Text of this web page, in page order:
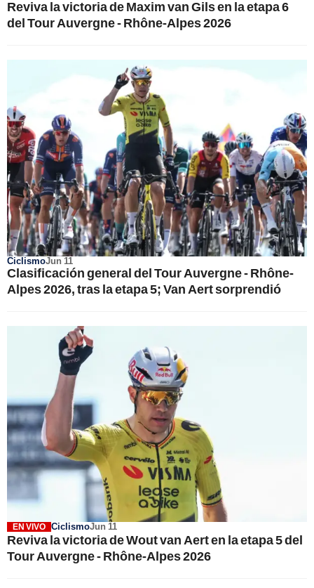
Reviva la victoria de Maxim van Gils en la etapa 6
del Tour Auvergne - Rhône-Alpes 2026
CiclismoJun 11
Clasificación general del Tour Auvergne - Rhône-
Alpes 2026, tras la etapa 5; Van Aert sorprendió
EN VIVO CiclismoJun 11
Reviva la victoria de Wout van Aert en la etapa 5 del
Tour Auvergne - Rhône-Alpes 2026